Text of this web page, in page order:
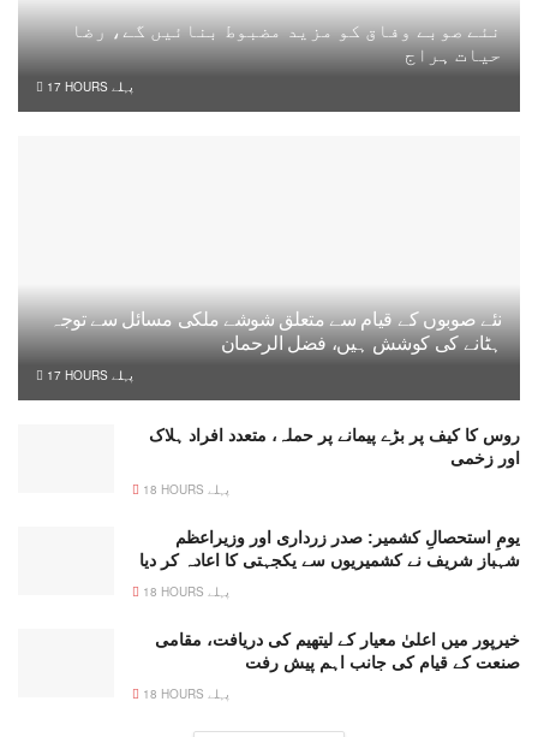
نئے صوبے وفاق کو مزید مضبوط بنائیں گے، رضا
حیات ہراج
17 HOURS پہلے
نئے صوبوں کے قیام سے متعلق شوشے ملکی مسائل سے توجہ
ہٹانے کی کوشش ہیں، فضل الرحمان
17 HOURS پہلے
روس کا کیف پر بڑے پیمانے پر حملہ، متعدد افراد ہلاک
اور زخمی
18 HOURS پہلے
یومِ استحصالِ کشمیر: صدر زرداری اور وزیراعظم
شہباز شریف نے کشمیریوں سے یکجہتی کا اعادہ کر دیا
18 HOURS پہلے
خیرپور میں اعلیٰ معیار کے لیتھیم کی دریافت، مقامی
صنعت کے قیام کی جانب اہم پیش رفت
18 HOURS پہلے